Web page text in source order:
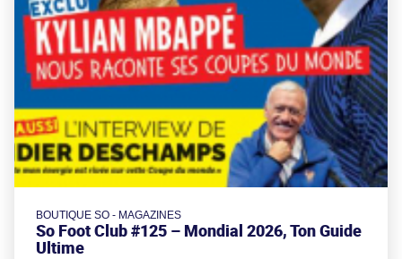
BOUTIQUE SO - MAGAZINES
So Foot Club #125 – Mondial 2026, Ton Guide
Ultime